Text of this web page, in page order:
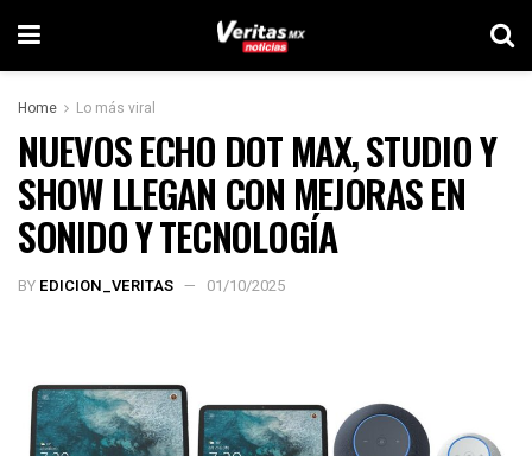
Home Lo más viral
NUEVOS ECHO DOT MAX, STUDIO Y
SHOW LLEGAN CON MEJORAS EN
SONIDO Y TECNOLOGÍA
BY EDICION_VERITAS 01/10/2025